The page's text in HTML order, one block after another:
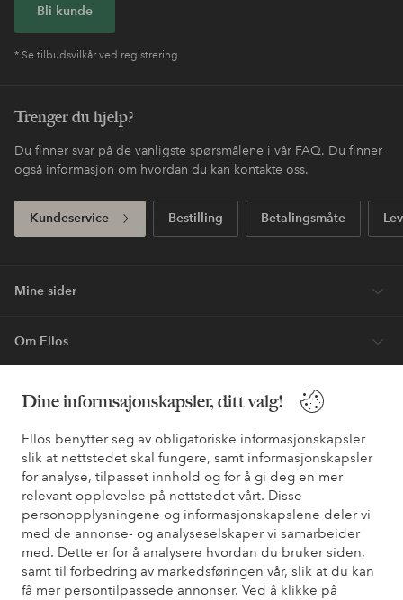
Dine informsajonskapsler, ditt valg!
Ellos benytter seg av obligatoriske informasjonskapsler
slik at nettstedet skal fungere, samt informasjonskapsler
for analyse, tilpasset innhold og for å gi deg en mer
relevant opplevelse på nettstedet vårt. Disse
personopplysningene og informasjonskapslene deler vi
med de annonse- og analyseselskaper vi samarbeider
med. Dette er for å analysere hvordan du bruker siden,
samt til forbedring av markedsføringen vår, slik at du kan
få mer persontilpassede annonser. Ved å klikke på
Bli kunde
* Se tilbudsvilkår ved registrering
Trenger du hjelp?
Du finner svar på de vanligste spørsmålene i vår FAQ. Du finner
også informasjon om hvordan du kan kontakte oss.
Kundeservice Bestilling Betalingsmåte
Mine sider
Om Ellos
Vilkår
Venner
Sikre betalinger - Betal direkte eller del opp
Vil du vite mer om våre betalingsalternativer?